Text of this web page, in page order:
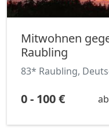
Mitwohnen
Raubling
83* Raubling,
0 - 100 € ab